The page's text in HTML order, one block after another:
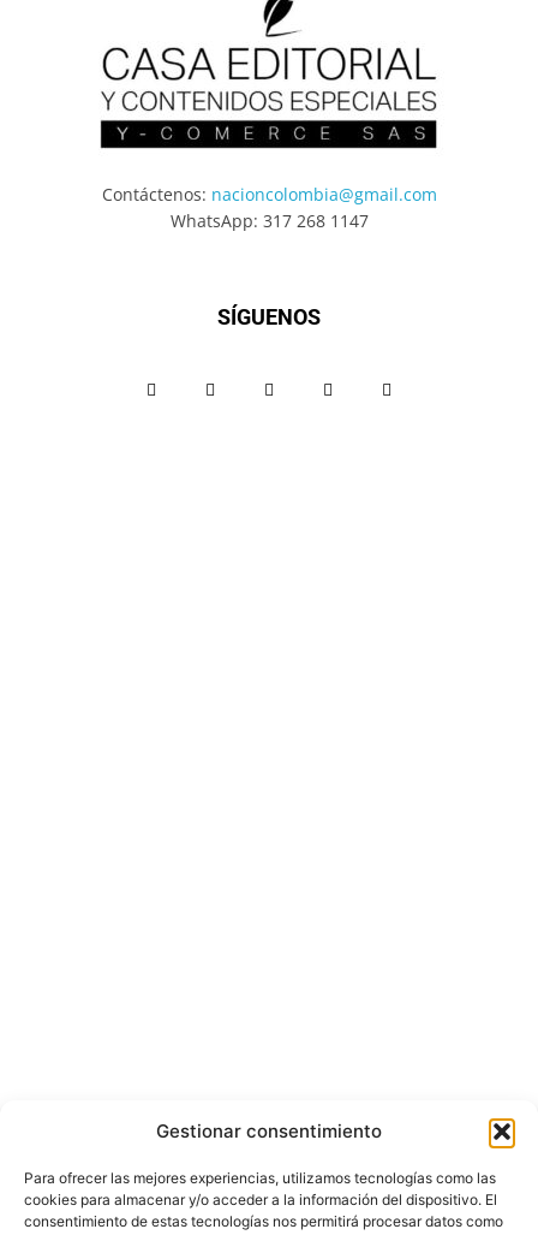
Gestionar consentimiento
Para ofrecer las mejores experiencias, utilizamos tecnologías como las
cookies para almacenar y/o acceder a la información del dispositivo. El
consentimiento de estas tecnologías nos permitirá procesar datos como
Contáctenos: nacioncolombia@gmail.com
WhatsApp: 317 268 1147
SÍGUENOS